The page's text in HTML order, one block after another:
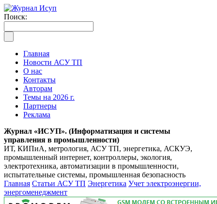
Поиск:
Главная
Новости АСУ ТП
О нас
Контакты
Авторам
Темы на 2026 г.
Партнеры
Реклама
Журнал «ИСУП». (Информатизация и системы
управления в промышленности)
ИТ, КИПиА, метрология, АСУ ТП, энергетика, АСКУЭ,
промышленный интернет, контроллеры, экология,
электротехника, автоматизации в промышленности,
испытательные системы, промышленная безопасность
Главная Статьи АСУ ТП Энергетика Учет электроэнергии,
энергоменеджмент